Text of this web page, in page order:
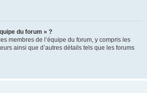
du forum » ?
membres de l’équipe du forum, y compris les
ainsi que d’autres détails tels que les forums